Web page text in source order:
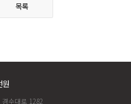
목록
원
수대로 1282